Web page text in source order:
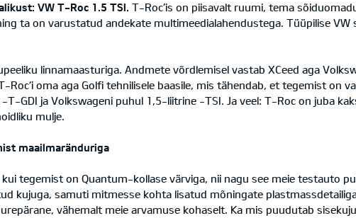
VW T-Roc 1.5 TSI. T-Roc’is on piisavalt ruumi, tema
ta on varustatud andekate multimeedialahendustega. Tüüpilise
linnamaasturiga. Andmete võrdlemisel vastab XCeed aga
Roc‘i oma aga Golfi tehnilisele baasile, mis tähendab, et tegemist on
GDI ja Volkswageni puhul 1,5-liitrine -TSI. Ja veel: T-Roc on juba
mulje.
maailmaränduriga
kui tegemist on Quantum-kollase värviga, nii nagu see meie testauto
kujuga, samuti mitmesse kohta lisatud mõningate
vähemalt meie arvamuse kohaselt. Ka mis puudutab